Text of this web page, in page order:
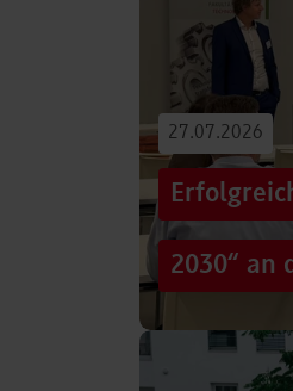
Beitrag lesen
27.07.2026
2030“ an
Wie gelingt
und
Genau…